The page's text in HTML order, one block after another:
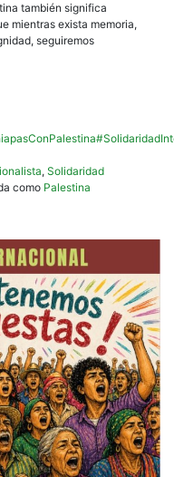
también significa
mientras exista memoria,
seguiremos
, Solidaridad
como Palestina